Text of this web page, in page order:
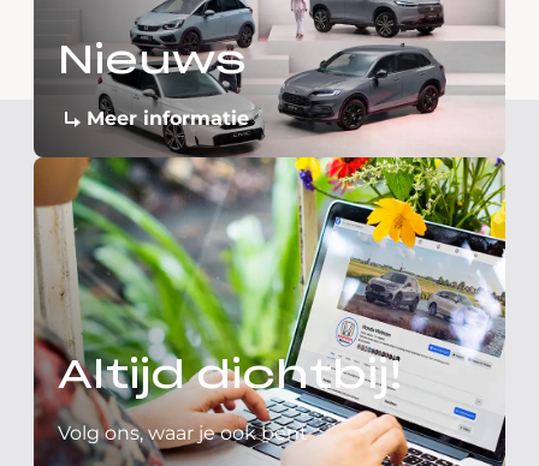
Nieuws
Meer informatie
Altijd dichtbij!
Volg ons, waar je ook bent